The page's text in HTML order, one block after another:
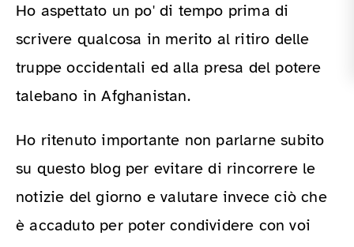
Ho aspettato un po' di tempo prima di
scrivere qualcosa in merito al ritiro delle
truppe occidentali ed alla presa del potere
talebano in Afghanistan.
Ho ritenuto importante non parlarne subito
su questo blog per evitare di rincorrere le
notizie del giorno e valutare invece ciò che
è accaduto per poter condividere con voi